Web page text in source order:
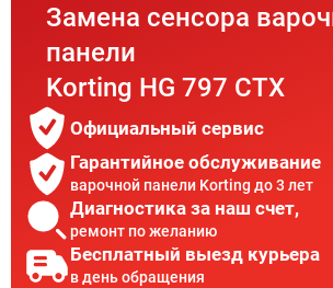
Замена сенсора
панели
Korting HG 797 CTX
Официальный сервис
Гарантийное обслуживание
варочной панели Korting до 3 лет
Диагностика за наш счет,
ремонт по желанию
Бесплатный выезд курьера
в день обращения